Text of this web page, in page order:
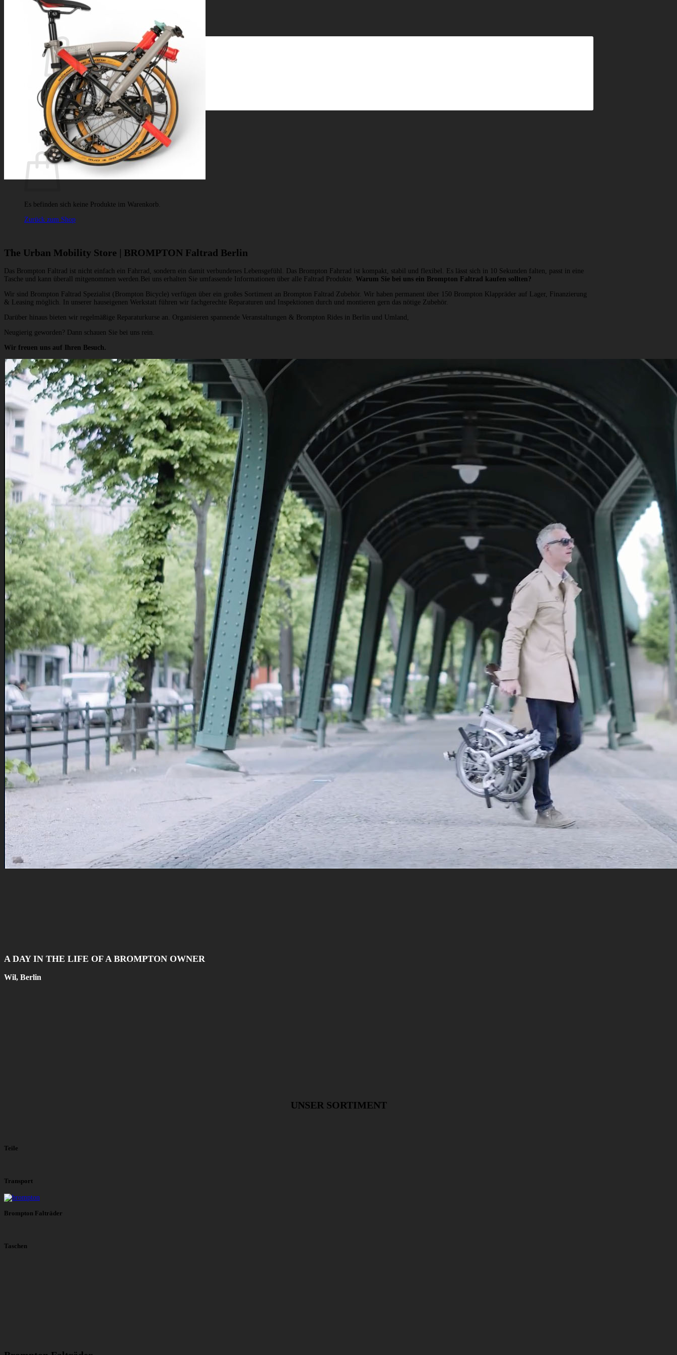
nach:
Es befinden sich keine Produkte im Warenkorb.
Zurück zum Shop
Warenkorb
Es befinden sich keine Produkte im Warenkorb.
Zurück zum Shop
The Urban Mobility Store | BROMPTON Faltrad Berlin
Das Brompton Faltrad ist nicht einfach ein Fahrrad, sondern ein damit verbundenes Lebensgefühl. Das Brompton Fahrrad ist kompakt, stabil und flexibel. Es lässt sich in 10 Sekunden falten, passt in eine
Tasche und kann überall mitgenommen werden.Bei uns erhalten Sie umfassende Informationen über alle Faltrad Produkte. Warum Sie bei uns ein Brompton Faltrad kaufen sollten?
Wir sind Brompton Faltrad Spezialist (Brompton Bicycle) verfügen über ein großes Sortiment an Brompton Faltrad Zubehör. Wir haben permanent über 150 Brompton Klappräder auf Lager, Finanzierung
& Leasing möglich. In unserer hauseigenen Werkstatt führen wir fachgerechte Reparaturen und Inspektionen durch und montieren gern das nötige Zubehör.
Darüber hinaus bieten wir regelmäßige Reparaturkurse an. Organisieren spannende Veranstaltungen & Brompton Rides in Berlin und Umland,
Neugierig geworden? Dann schauen Sie bei uns rein.
Wir freuen uns auf Ihren Besuch.
A DAY IN THE LIFE OF A BROMPTON OWNER
Wil, Berlin
UNSER SORTIMENT
Teile
Transport
Brompton Falträder
Taschen